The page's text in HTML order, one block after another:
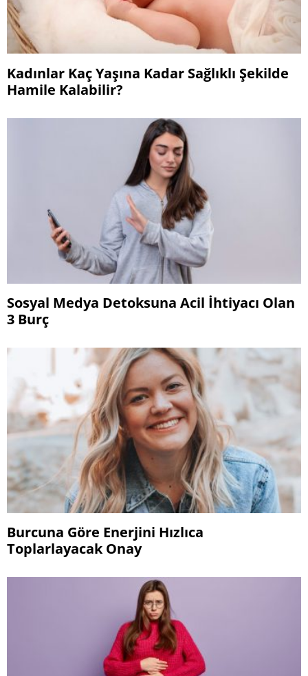
Kadınlar Kaç Yaşına Kadar Sağlıklı Şekilde
Hamile Kalabilir?
Sosyal Medya Detoksuna Acil İhtiyacı Olan
3 Burç
Burcuna Göre Enerjini Hızlıca
Toplarlayacak Onay